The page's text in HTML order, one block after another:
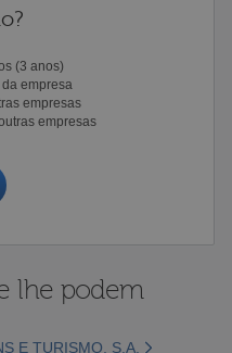
(3 anos)
da empresa
empresas
empresas
lhe podem
E TURISMO, S.A.